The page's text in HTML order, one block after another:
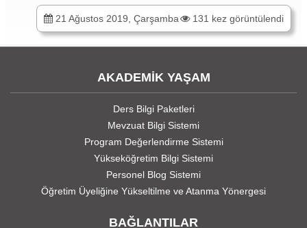
21 Ağustos 2019, Çarşamba 131 kez görüntülendi
AKADEMİK YAŞAM
Ders Bilgi Paketleri
Mevzuat Bilgi Sistemi
Program Değerlendirme Sistemi
Yükseköğretim Bilgi Sistemi
Personel Blog Sistemi
Öğretim Üyeliğine Yükseltilme ve Atanma Yönergesi
BAĞLANTILAR